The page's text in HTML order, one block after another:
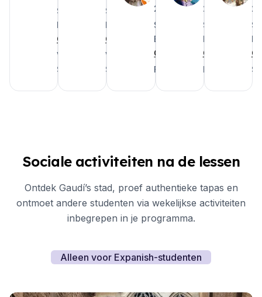
School
Barcelona
Google
Verenigde
Staten
School
Barcelona
Google
Verenigde
Staten
2025
School
Barcelona
Google
Frankrijk
2025
School
Barcelona
Google
Frankrijk
Sociale activiteiten na de lessen
Ontdek Gaudí’s stad, proef authentieke tapas en
ontmoet andere studenten via wekelijkse activiteiten
inbegrepen in je programma.
Alleen voor Expanish-studenten